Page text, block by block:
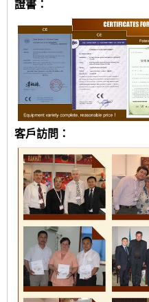
證書：
客戶訪問：